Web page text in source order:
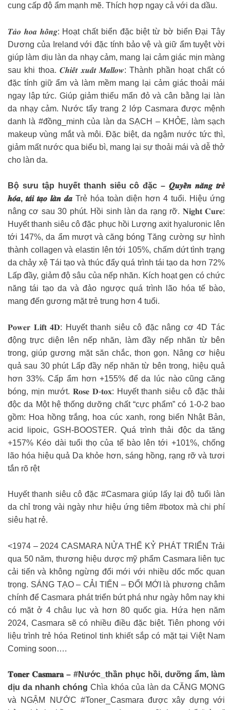
cung cấp độ ẩm mạnh mẽ. Thích hợp ngay cả với da dầu.
𝑻𝒂̉𝒐 𝒉𝒐𝒂 𝒉𝒐̂̀𝒏𝒈: Hoạt chất biển đặc biệt từ bờ biển Đại Tây
Dương của Ireland với đặc tính bảo vệ và giữ ẩm tuyệt vời
giúp làm dịu làn da nhạy cảm, mang lại cảm giác mịn màng
sau khi thoa. 𝑪𝒉𝒊𝒆̂́𝒕 𝒙𝒖𝒂̂́𝒕 𝑴𝒂𝒍𝒍𝒐𝒘: Thành phần hoạt chất có
đặc tính giữ ẩm và làm mềm mang lại cảm giác thoải mái
ngay lập tức. Giúp giảm thiểu mẩn đỏ và cân bằng lại làn
da nhạy cảm. Nước tẩy trang 2 lớp Casmara được mệnh
danh là #đồng_minh của làn da SẠCH – KHỎE, làm sạch
makeup vùng mắt và môi. Đặc biệt, da ngậm nước tức thì,
giảm mất nước qua biểu bì, mang lại sự thoải mái và dễ thở
cho làn da.
Bộ sưu tập huyết thanh siêu cô đặc – 𝑸𝒖𝒚𝒆̂̀𝒏 𝒏𝒂̆𝒏𝒈 𝒕𝒓𝒆̉
𝒉𝒐́𝒂, 𝒕𝒂́𝒊 𝒕𝒂̣𝒐 𝒍𝒂̀𝒏 𝒅𝒂 Trẻ hóa toàn diện hơn 4 tuổi. Hiệu ứng
nâng cơ sau 30 phút. Hồi sinh làn da rạng rỡ. 𝐍𝐢𝐠𝐡𝐭 𝐂𝐮𝐫𝐞:
Huyết thanh siêu cô đặc phục hồi Lượng axit hyaluronic lên
tới 147%, da ẩm mượt và căng bóng Tăng cường sự hình
thành collagen và elastin lên tới 105%, chấm dứt tình trạng
da chảy xệ Tái tạo và thúc đẩy quá trình tái tạo da hơn 72%
Lấp đầy, giảm độ sâu của nếp nhăn. Kích hoạt gen có chức
năng tái tạo da và đảo ngược quá trình lão hóa tế bào,
mang đến gương mặt trẻ trung hơn 4 tuổi.
𝐏𝐨𝐰𝐞𝐫 𝐋𝐢𝐟𝐭 𝟒𝐃: Huyết thanh siêu cô đặc nâng cơ 4D Tác
động trực diện lên nếp nhăn, làm đầy nếp nhăn từ bên
trong, giúp gương mặt săn chắc, thon gọn. Nâng cơ hiệu
quả sau 30 phút Lấp đầy nếp nhăn từ bên trong, hiệu quả
hơn 33%. Cấp ẩm hơn +155% để da lúc nào cũng căng
bóng, mịn mướt. 𝐑𝐨𝐬𝐞 𝐃-𝐭𝐨𝐱: Huyết thanh siêu cô đặc thải
độc da Một hệ thống dưỡng chất “cực phẩm” có 1-0-2 bao
gồm: Hoa hồng trắng, hoa cúc xanh, rong biển Nhật Bản,
acid lipoic, GSH-BOOSTER. Quá trình thải độc da tăng
+157% Kéo dài tuổi thọ của tế bào lên tới +101%, chống
lão hóa hiệu quả Da khỏe hơn, sáng hồng, rạng rỡ và tươi
tắn rõ rệt
Huyết thanh siêu cô đặc #Casmara giúp lấy lại độ tuổi làn
da chỉ trong vài ngày như hiệu ứng tiêm #botox mà chi phí
siêu hạt rẻ.
<1974 – 2024 CASMARA NỬA THẾ KỶ PHÁT TRIỂN Trải
qua 50 năm, thương hiệu dược mỹ phẩm Casmara liên tục
cải tiến và không ngừng đổi mới với nhiều dốc mốc quan
trọng. SÁNG TẠO – CẢI TIẾN – ĐỔI MỚI là phương châm
chính để Casmara phát triển bứt phá như ngày hôm nay khi
có mặt ở 4 châu lục và hơn 80 quốc gia. Hứa hẹn năm
2024, Casmara sẽ có nhiều điều đặc biệt. Tiên phong với
liệu trình trẻ hóa Retinol tinh khiết sắp có mặt tại Việt Nam
Coming soon….
𝐓𝐨𝐧𝐞𝐫 𝐂𝐚𝐬𝐦𝐚𝐫𝐚 – #Nước_thần phục hồi, dưỡng ẩm, làm
dịu da nhanh chóng Chìa khóa của làn da CĂNG MỌNG
và NGẬM NƯỚC #Toner_Casmara được xây dựng với